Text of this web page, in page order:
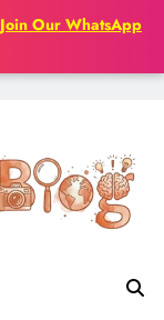
Join Our WhatsApp